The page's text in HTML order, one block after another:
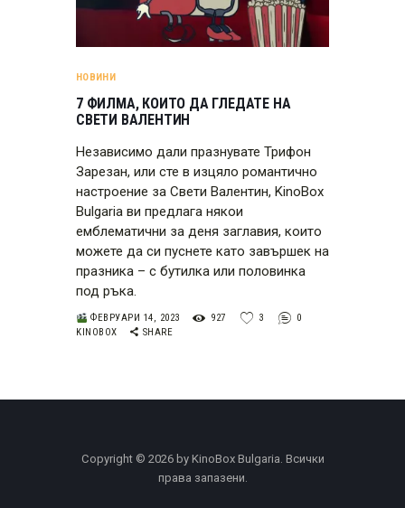
НОВИНИ
7 ФИЛМА, КОИТО ДА ГЛЕДАТЕ НА
СВЕТИ ВАЛЕНТИН
Независимо дали празнувате Трифон
Зарезан, или сте в изцяло романтично
настроение за Свети Валентин, KinoBox
Bulgaria ви предлага някои
емблематични за деня заглавия, които
можете да си пуснете като завършек на
празника – с бутилка или половинка
под ръка.
ФЕВРУАРИ 14, 2023 927 3
0
KINOBOX
SHARE
Copyright © 2026 by KinoBox Bulgaria. Всички
права запазени.